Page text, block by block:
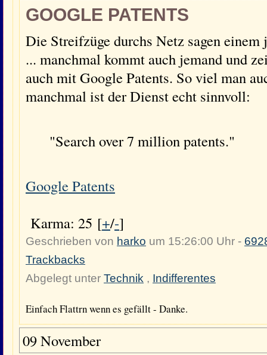
GOOGLE PATENTS
Die Streifzüge durchs Netz sagen einem
... manchmal kommt auch jemand und
auch mit Google Patents. So viel man
manchmal ist der Dienst echt sinnvoll:
"Search over 7 million patents."
Google Patents
Karma: 25 [+/-]
Geschrieben von harko um 15:26:00 Uhr -
Trackbacks
Abgelegt unter Technik , Indifferentes
Einfach Flattrn wenn es gefällt - Danke.
09 November